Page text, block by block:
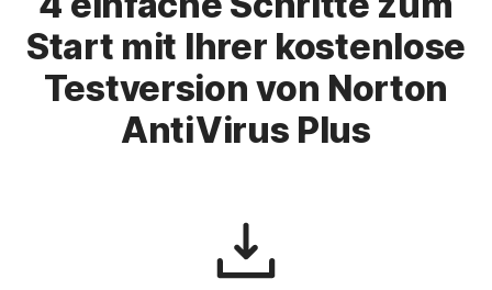
Start mit Ihrer kostenlose
Testversion von Norton
AntiVirus Plus